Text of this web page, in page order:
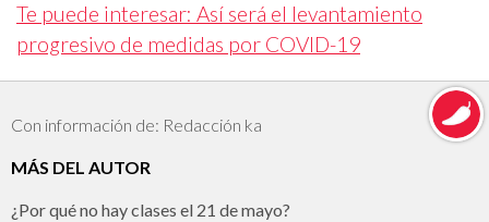
Te puede interesar: Así será el levantamiento
progresivo de medidas por COVID-19
Con información de: Redacción ka
MÁS DEL AUTOR
¿Por qué no hay clases el 21 de mayo?